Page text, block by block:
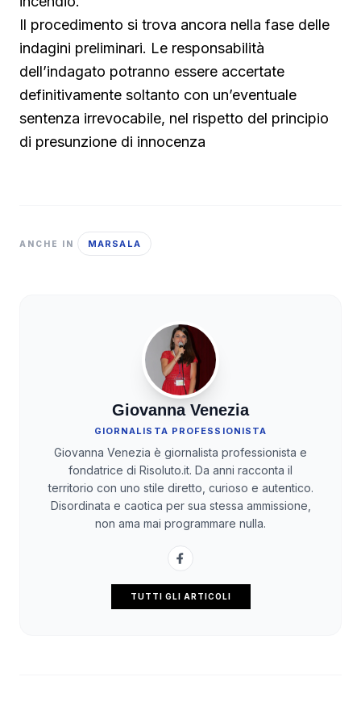
Il procedimento si trova ancora nella fase delle
indagini preliminari. Le responsabilità
dell’indagato potranno essere accertate
definitivamente soltanto con un’eventuale
sentenza irrevocabile, nel rispetto del principio
di presunzione di innocenza
ANCHE IN MARSALA
Giovanna Venezia
GIORNALISTA PROFESSIONISTA
Giovanna Venezia è giornalista professionista e
fondatrice di Risoluto.it. Da anni racconta il
territorio con uno stile diretto, curioso e autentico.
Disordinata e caotica per sua stessa ammissione,
non ama mai programmare nulla.
TUTTI GLI ARTICOLI